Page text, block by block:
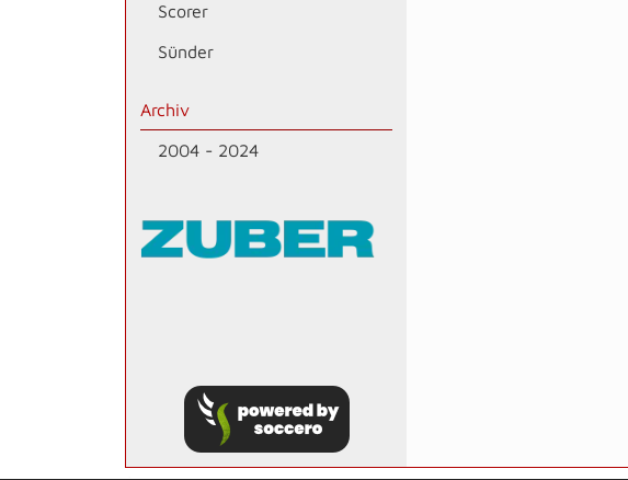
Scorer
Sünder
Archiv
2004 - 2024